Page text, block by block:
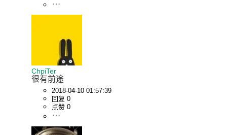
ChpiTer
很有前途
2018-04-10 01:57:39
回复 0
点赞 0